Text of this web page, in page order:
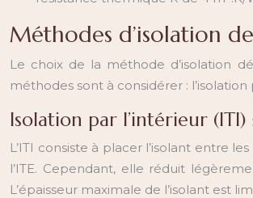
Méthodes d’isolation
Le choix de la méthode d’isolation
méthodes sont à considérer : l’isolation
Isolation par l’intérieur
L’ITI consiste à placer l’isolant entre
l’ITE. Cependant, elle réduit
L’épaisseur maximale de l’isolant est